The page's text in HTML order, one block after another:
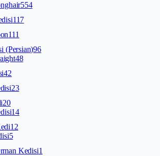
554
117
111
(Persian)96
48
42
23
20
14
12
5
Kedisi1